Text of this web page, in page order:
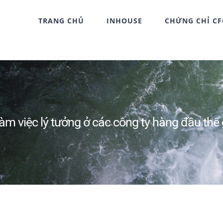
TRANG CHỦ INHOUSE CHỨNG CHỈ
việc lý tưởng ở các công ty hàng đầu thế